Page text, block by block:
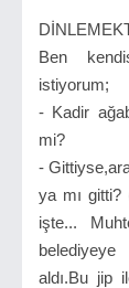
Ben
istiyorum;
- Kadir
mi?
-
ya mı
işte...
aldı.Bu jip